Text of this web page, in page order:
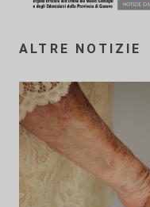
ALTRE NOTIZIE